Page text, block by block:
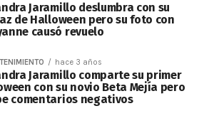
Jaramillo deslumbra con su
de Halloween pero su foto con
causó revuelo
hace 3 años
Jaramillo comparte su primer
con su novio Beta Mejía pero
comentarios negativos